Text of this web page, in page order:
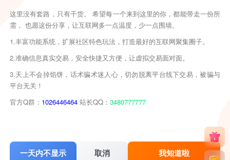
fafadadda wwwwwwww
2个月前
子比主题美化 – 隐藏首页付费和积分
免费资源
WWW.JKYM.COM
这里没有套路，只有干货。 希望每一个来到这里的你，都能带走一份所
需， 也愿这份分享，让互联网多一点温度，少一点围墙。
1.丰富功能系统，扩展社区特色玩法，打造最好的互联网聚集圈子。
2.准确信息真实交易，安全快捷又方便，让虚拟交易面对面。
3.天上不会掉馅饼，话术骗术迷人心，切勿脱离平台线下交易，被骗与
平台无关！
官方Q群： 1026446464 站长QQ： 3480777777
一天内不显示 取消 我知道啦